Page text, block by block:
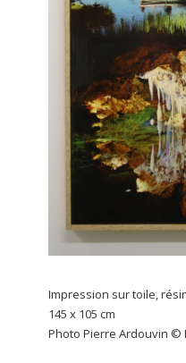
Impression sur toile,
145 x 105 cm
Photo Pierre Ardouvin ©